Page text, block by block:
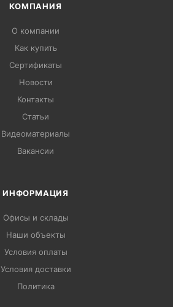
КОМПАНИЯ
О компании
Как купить
Сертификаты
Новости
Контакты
Статьи
Видеоматериалы
Вакансии
ИНФОРМАЦИЯ
Офисы и склады
Наши объекты
Условия оплаты
Условия доставки
Политика